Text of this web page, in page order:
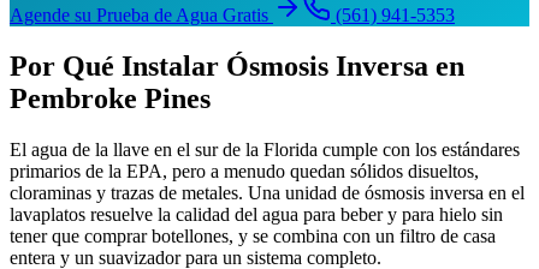
Agende su Prueba de Agua Gratis (561) 941-5353
Por Qué Instalar Ósmosis Inversa en
Pembroke Pines
El agua de la llave en el sur de la Florida cumple con los estándares
primarios de la EPA, pero a menudo quedan sólidos disueltos,
cloraminas y trazas de metales. Una unidad de ósmosis inversa en el
lavaplatos resuelve la calidad del agua para beber y para hielo sin
tener que comprar botellones, y se combina con un filtro de casa
entera y un suavizador para un sistema completo.